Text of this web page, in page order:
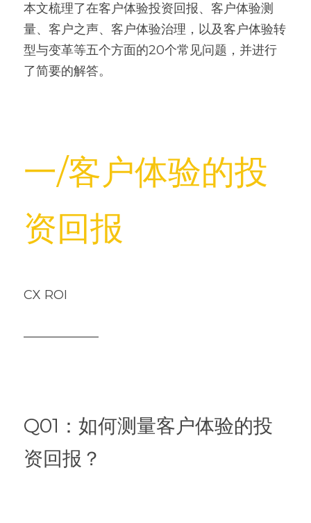
​本文梳理了在客户体验投资回报、客户体验测
量、客户之声、客户体验治理，以及客户体验转
型与变革等五个方面的20个常见问题，并进行
了简要的解答。
一/客户体验的投
资回报
CX ROI
——————
Q01：如何测量客户体验的投
资回报？